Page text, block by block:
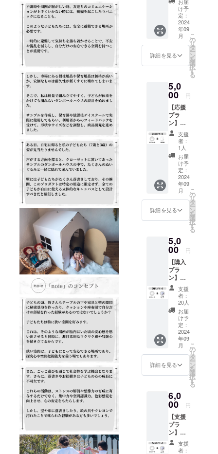
実現できれ
ばと思いま
す。
どうぞ、よ
ろしくお願
いいたしま
す。
ちを
メール
にてお
送りい
たしま
す。 ※
設定金
額以上
の上乗
も可能
です。
け予
定：
2024
年09
月
詳細を見る
こ
の
リ
タ
ー
ン
を
選
択
す
る
5,0
00 円
【応援
プラ
ン】お
礼の
メール
＋支援
者限定
活動報
謝の気
持ちを
メール
にてお
送りい
たしま
す。 ※
額以上
の上乗
せ支援
も可能
です。
◯「noi
e」プロ
ジェク
トの進
捗状況
を支援
者限定
活動報
告にて
お届け
しま
す。
支援
者：
1人
お届
け予
定：
2024
年09
月
詳細を見る
こ
の
リ
タ
ー
ン
を
選
択
す
る
5,0
00 円
【購入
プラ
ン】お
礼の
メール
「noie
」１
セット
◯感謝
の気持
ちを
メール
にてお
送りい
たしま
設定金
額以上
の上乗
せ支援
も可能
です。
◯「noi
e」１
支援
者：
20人
お届
け予
定：
2024
年09
月
詳細を見る
こ
の
リ
タ
ー
ン
を
選
択
す
る
6,0
00 円
【支援
プラ
ン】お
礼の
メール
支援
者：